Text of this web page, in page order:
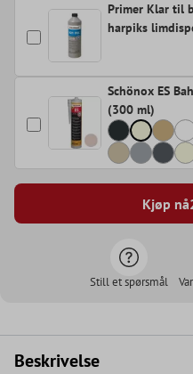
Primer Klar til
harpiks
Schönox ES
(300 ml)
Kjøp nå
Still et spørsmål
Beskrivelse